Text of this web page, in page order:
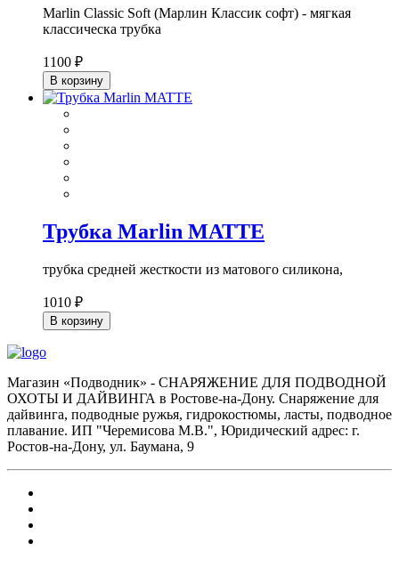
Marlin Classic Soft (Марлин Классик софт) - мягкая
классическа трубка
1100 ₽
В корзину
Трубка Marlin MATTE
трубка средней жесткости из матового силикона,
1010 ₽
В корзину
Магазин «Подводник» - СНАРЯЖЕНИЕ ДЛЯ ПОДВОДНОЙ
ОХОТЫ И ДАЙВИНГА в Ростове-на-Дону. Снаряжение для
дайвинга, подводные ружья, гидрокостюмы, ласты, подводное
плавание. ИП "Черемисова М.В.", Юридический адрес: г.
Ростов-на-Дону, ул. Баумана, 9